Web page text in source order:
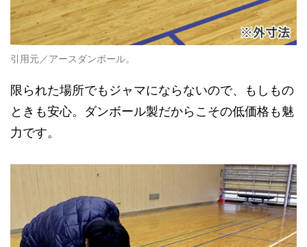
引用元／アースダンボール。
限られた場所でもジャマにならないので、もしもの
ときも安心。ダンボール製だからこその低価格も魅
力です。